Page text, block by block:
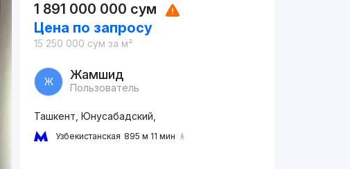
1 891 000 000 сум
Цена по запросу
15 250 000 сум за м²
Ж Жамшид
Пользователь
Ташкент, Юнусабадский,
Узбекистанская 895 м 11 мин